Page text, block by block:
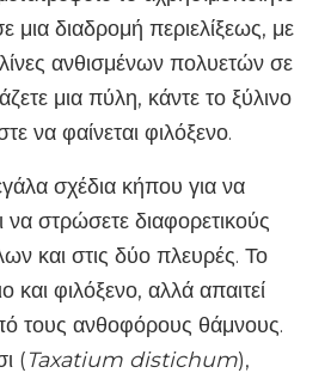
μια διαδρομή περιελίξεως, με
ανθισμένων πολυετών σε
μια πύλη, κάντε το ξύλινο
να φαίνεται φιλόξενο.
σχέδια κήπου για να
να στρώσετε διαφορετικούς
και στις δύο πλευρές. Το
και φιλόξενο, αλλά απαιτεί
τους ανθοφόρους θάμνους.
(Taxatium distichum),